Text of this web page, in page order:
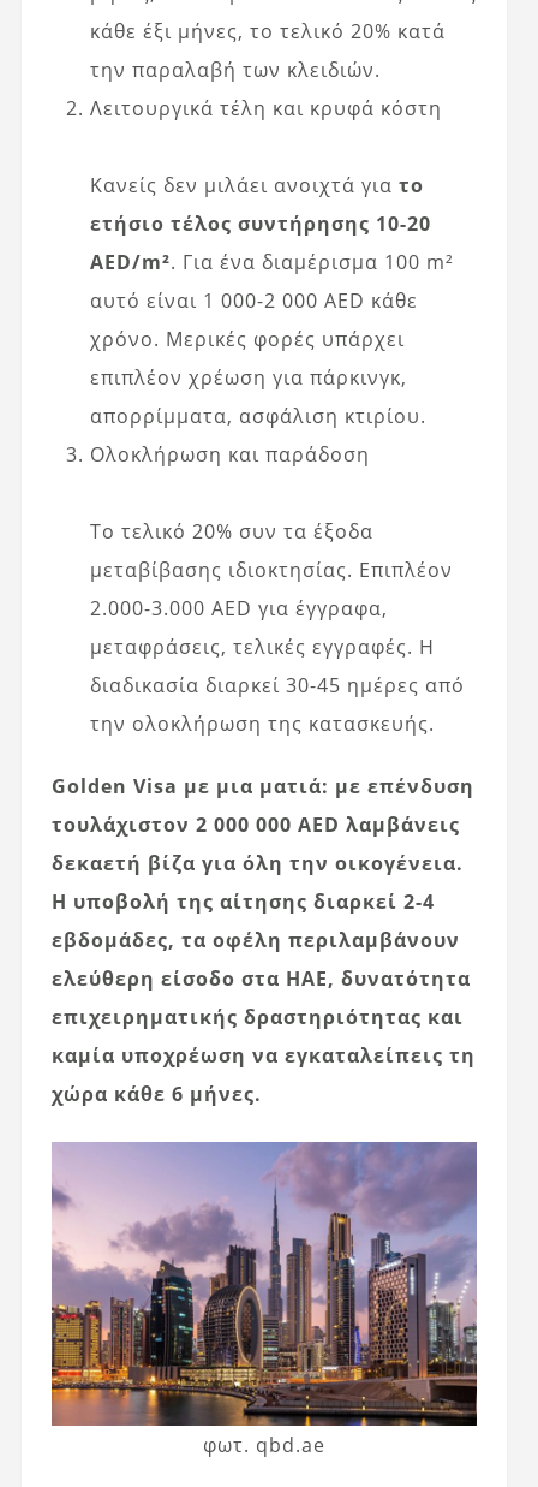
κάθε έξι μήνες, το τελικό 20% κατά
την παραλαβή των κλειδιών.
Λειτουργικά τέλη και κρυφά κόστη
Κανείς δεν μιλάει ανοιχτά για το
ετήσιο τέλος συντήρησης 10-20
AED/m². Για ένα διαμέρισμα 100 m²
αυτό είναι 1 000-2 000 AED κάθε
χρόνο. Μερικές φορές υπάρχει
επιπλέον χρέωση για πάρκινγκ,
απορρίμματα, ασφάλιση κτιρίου.
Ολοκλήρωση και παράδοση
Το τελικό 20% συν τα έξοδα
μεταβίβασης ιδιοκτησίας. Επιπλέον
2.000-3.000 AED για έγγραφα,
μεταφράσεις, τελικές εγγραφές. Η
διαδικασία διαρκεί 30-45 ημέρες από
την ολοκλήρωση της κατασκευής.
Golden Visa με μια ματιά: με επένδυση
τουλάχιστον 2 000 000 AED λαμβάνεις
δεκαετή βίζα για όλη την οικογένεια.
Η υποβολή της αίτησης διαρκεί 2-4
εβδομάδες, τα οφέλη περιλαμβάνουν
ελεύθερη είσοδο στα ΗΑΕ, δυνατότητα
επιχειρηματικής δραστηριότητας και
καμία υποχρέωση να εγκαταλείπεις τη
χώρα κάθε 6 μήνες.
φωτ. qbd.ae